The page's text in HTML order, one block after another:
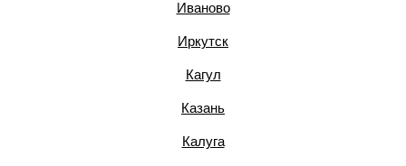
Иваново
Иркутск
Кагул
Казань
Калуга